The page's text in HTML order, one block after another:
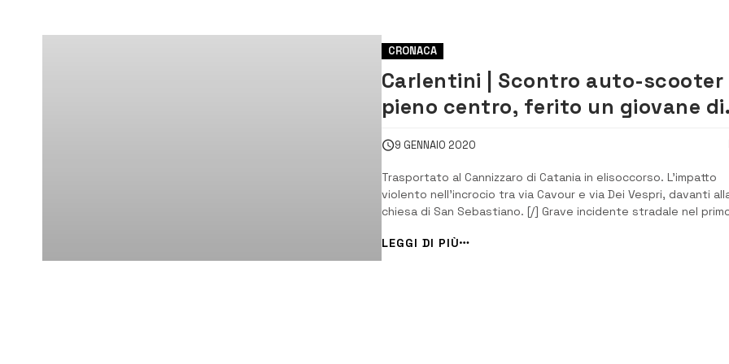
CRONACA
Carlentini | Scontro auto-scooter
pieno centro, ferito un giovane di
Lentini
9 GENNAIO 2020
Trasportato al Cannizzaro di Catania in elisoccorso. L’impatto
violento nell’incrocio tra via Cavour e via Dei Vespri, davanti
chiesa di San Sebastiano. [/] Grave incidente stradale nel
ferito, le cui condizioni sarebbero apparse subito gravi tanto
richiedere l’...
LEGGI DI PIÙ